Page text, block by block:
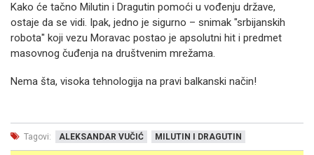
Kako će tačno Milutin i Dragutin pomoći u vođenju države,
ostaje da se vidi. Ipak, jedno je sigurno – snimak "srbijanskih
robota" koji vezu Moravac postao je apsolutni hit i predmet
masovnog čuđenja na društvenim mrežama.
Nema šta, visoka tehnologija na pravi balkanski način!
Tagovi: ALEKSANDAR VUČIĆ MILUTIN I DRAGUTIN